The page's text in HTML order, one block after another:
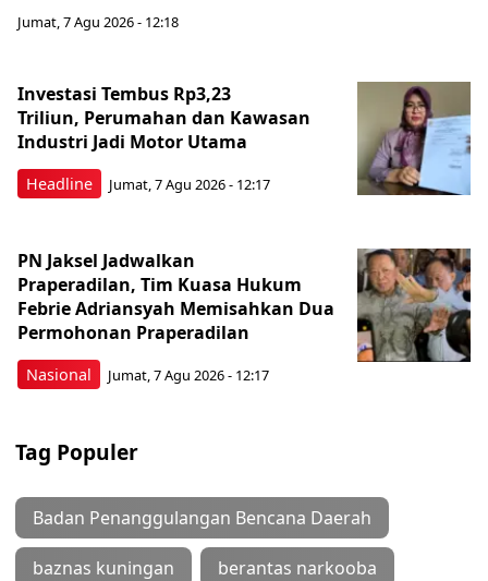
Jumat, 7 Agu 2026 - 12:18
Headline
Investasi Tembus Rp3,23
Triliun, Perumahan dan Kawasan
Industri Jadi Motor Utama
Jumat, 7 Agu 2026 - 12:17
Nasional
PN Jaksel Jadwalkan
Praperadilan, Tim Kuasa Hukum
Febrie Adriansyah Memisahkan Dua
Permohonan Praperadilan
Jumat, 7 Agu 2026 - 12:17
Tag Populer
Badan Penanggulangan Bencana Daerah
baznas kuningan berantas narkooba